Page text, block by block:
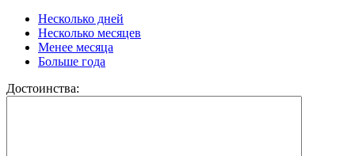
Несколько дней
Несколько месяцев
Менее месяца
Больше года
Достоинства: